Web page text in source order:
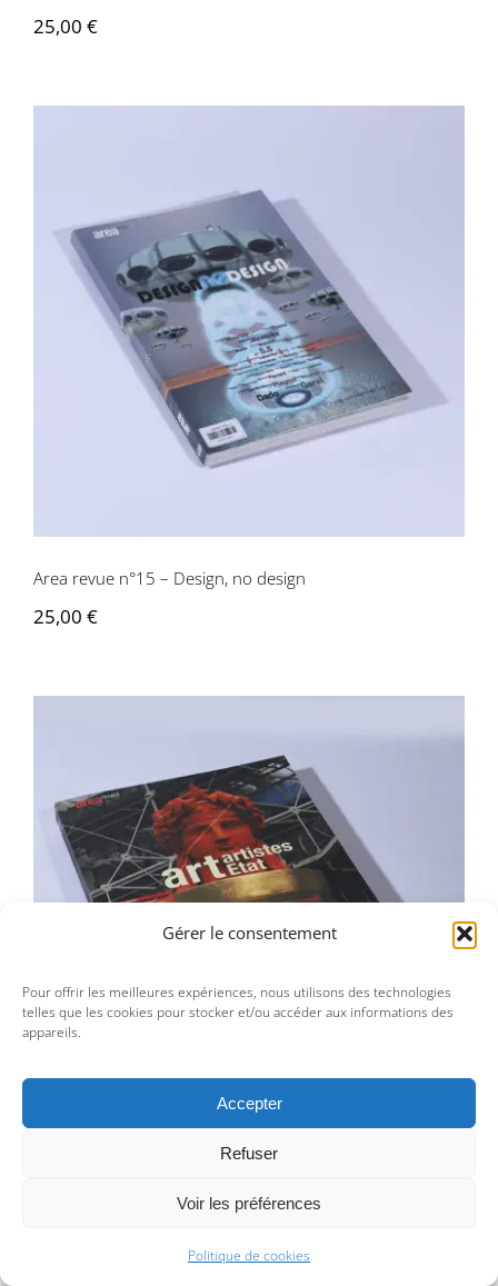
Gérer le consentement
Pour offrir les meilleures expériences, nous utilisons des technologies
telles que les cookies pour stocker et/ou accéder aux informations des
appareils.
Accepter
Refuser
Voir les préférences
Politique de cookies
25,00 €
Area revue n°15 – Design, no design
Area revue n°15 – Design, no design
25,00 €
Area revue n°14 – Art, artistes, Etats